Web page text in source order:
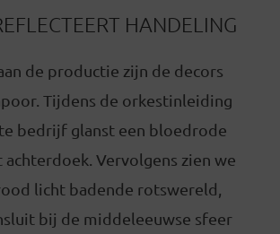
HANDELING
de productie zijn de decors
Tijdens de orkestinleiding
bedrijf glanst een bloedrode
achterdoek. Vervolgens zien we
licht badende rotswereld,
bij de middeleeuwse sfeer